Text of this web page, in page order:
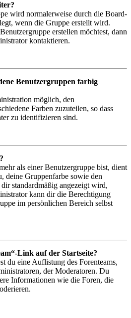
wird normalerweise durch die Board-
wenn die Gruppe erstellt wird.
erstellen möchtest, dann
kontaktieren.
Benutzergruppen farbig
möglich, den
Farben zuzuteilen, so dass
zu identifizieren sind.
als einer Benutzergruppe bist, dient
deine Gruppenfarbe sowie den
standardmäßig angezeigt wird,
kann dir die Berechtigung
im persönlichen Bereich selbst
Link auf der Startseite?
du eine Auflistung des Forenteams,
der Moderatoren. Du
Informationen wie die Foren, die